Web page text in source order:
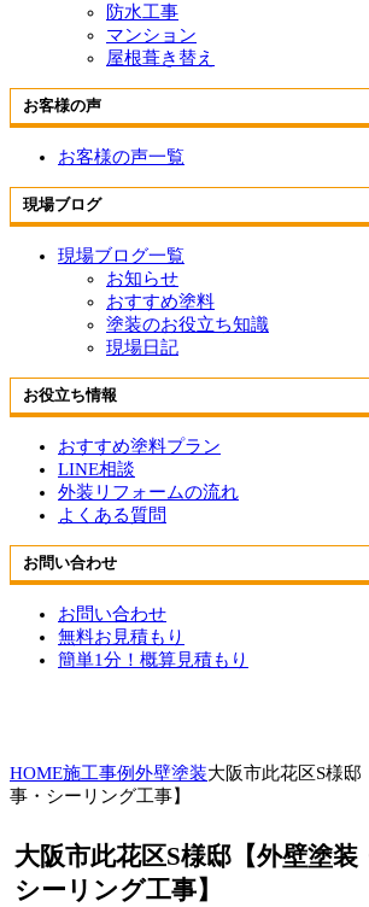
防水工事
マンション
屋根葺き替え
お客様の声
お客様の声一覧
現場ブログ
現場ブログ一覧
お知らせ
おすすめ塗料
塗装のお役立ち知識
現場日記
お役立ち情報
おすすめ塗料プラン
LINE相談
外装リフォームの流れ
よくある質問
お問い合わせ
お問い合わせ
無料お見積もり
簡単1分！概算見積もり
HOME施工事例外壁塗装大阪市此花区S様
事・シーリング工事】
大阪市此花区S様邸【外壁塗装
シーリング工事】